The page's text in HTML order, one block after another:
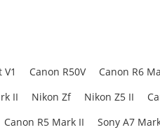
Canon R50V Canon R6
II Nikon Zf Nikon Z5 II
Canon R5 Mark II Sony A7